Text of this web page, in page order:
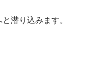
潜り込みます。